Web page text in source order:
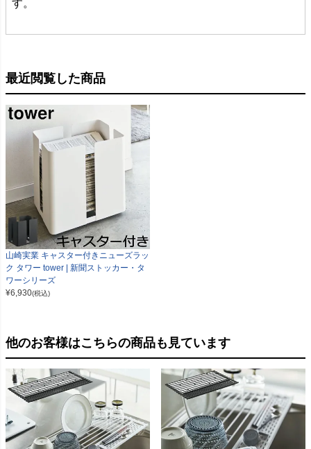
す。
最近閲覧した商品
山崎実業 キャスター付きニューズラッ
ク タワー tower | 新聞ストッカー・タ
ワーシリーズ
¥6,930(税込)
他のお客様はこちらの商品も見ています